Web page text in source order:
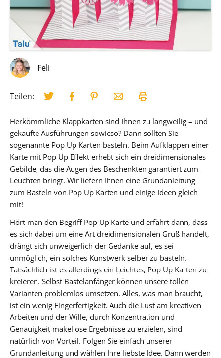
Feli
Teilen:
Herkömmliche Klappkarten sind Ihnen zu langweilig – und
gekaufte Ausführungen sowieso? Dann sollten Sie
sogenannte Pop Up Karten basteln. Beim Aufklappen einer
Karte mit Pop Up Effekt erhebt sich ein dreidimensionales
Gebilde, das die Augen des Beschenkten garantiert zum
Leuchten bringt. Wir liefern Ihnen eine Grundanleitung
zum Basteln von Pop Up Karten und einige Ideen gleich
mit!
Hört man den Begriff Pop Up Karte und erfährt dann, dass
es sich dabei um eine Art dreidimensionalen Gruß handelt,
drängt sich unweigerlich der Gedanke auf, es sei
unmöglich, ein solches Kunstwerk selber zu basteln.
Tatsächlich ist es allerdings ein Leichtes, Pop Up Karten zu
kreieren. Selbst Bastelanfänger können unsere tollen
Varianten problemlos umsetzen. Alles, was man braucht,
ist ein wenig Fingerfertigkeit. Auch die Lust am kreativen
Arbeiten und der Wille, durch Konzentration und
Genauigkeit makellose Ergebnisse zu erzielen, sind
natürlich von Vorteil. Folgen Sie einfach unserer
Grundanleitung und wählen Ihre liebste Idee. Dann werden